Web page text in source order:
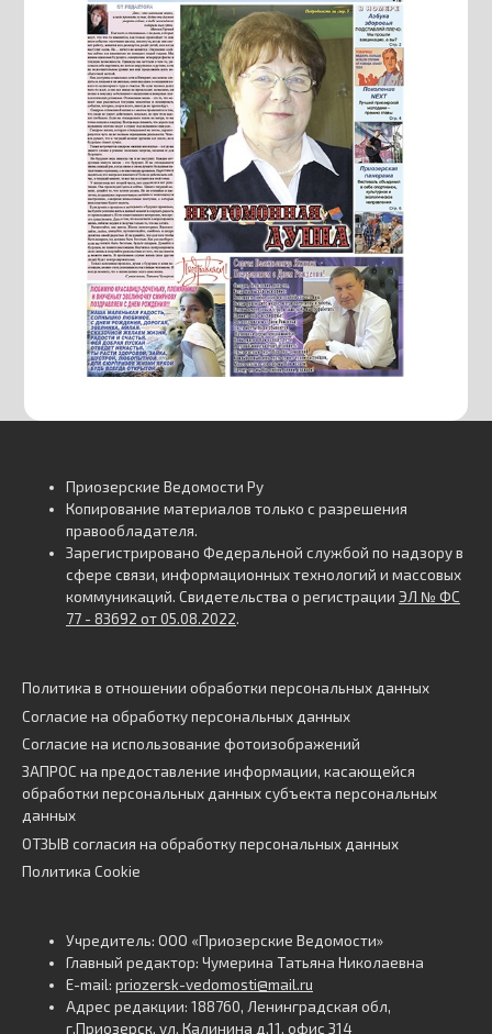
Приозерские Ведомости Ру
Копирование материалов только с разрешения
правообладателя.
Зарегистрировано Федеральной службой по надзору в
сфере связи, информационных технологий и массовых
коммуникаций. Свидетельства о регистрации ЭЛ № ФС
77 - 83692 от 05.08.2022.
Политика в отношении обработки персональных данных
Согласие на обработку персональных данных
Согласие на использование фотоизображений
ЗАПРОС на предоставление информации, касающейся
обработки персональных данных субъекта персональных
данных
ОТЗЫВ согласия на обработку персональных данных
Политика Cookie
Учредитель: ООО «Приозерские Ведомости»
Главный редактор: Чумерина Татьяна Николаевна
E-mail: priozersk-vedomosti@mail.ru
Адрес редакции: 188760, Ленинградская обл,
г.Приозерск, ул. Калинина д.11, офис 314